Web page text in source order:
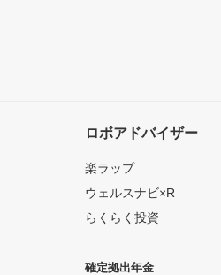
ロボアドバイザー
楽ラップ
ウェルスナビ×R
らくらく投資
確定拠出年金